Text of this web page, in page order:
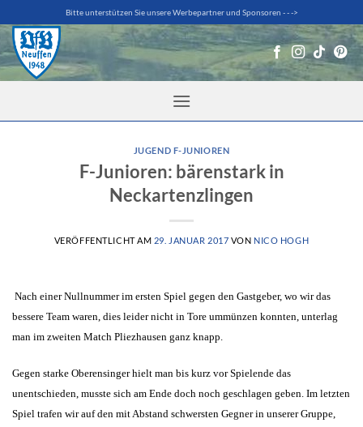
Inhalt
springen
Bitte unterstützen Sie unsere Werbepartner und Sponsoren - - ->
JUGEND F-JUNIOREN
F-Junioren: bärenstark in
Neckartenzlingen
VERÖFFENTLICHT AM 29. JANUAR 2017 VON NICO HOGH
Nach einer Nullnummer im ersten Spiel gegen den Gastgeber, wo wir das
bessere Team waren, dies leider nicht in Tore ummünzen konnten, unterlag
man im zweiten Match Pliezhausen ganz knapp.
Gegen starke Oberensinger hielt man bis kurz vor Spielende das
unentschieden, musste sich am Ende doch noch geschlagen geben. Im letzten
Spiel trafen wir auf den mit Abstand schwersten Gegner in unserer Gruppe,